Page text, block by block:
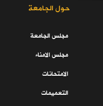
حول الجامعة
مجلس الجامعة
مجلس الامناء
الامتحانات
التعميمات